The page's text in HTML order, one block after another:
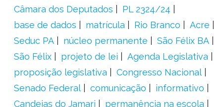
Câmara dos Deputados
PL 2324/24
base de dados
matrícula Rio Branco
Acre
Seduc PA
núcleo permanente
São Félix BA
São Félix
projeto de lei
Agenda Legislativa
proposição legislativa
Congresso Nacional
Senado Federal
comunicação
informativo
Candeias do Jamari
permanência na escola